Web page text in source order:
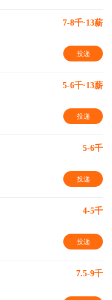
7-8千·13薪
投递
5-6千·13薪
投递
5-6千
投递
4-5千
投递
7.5-9千